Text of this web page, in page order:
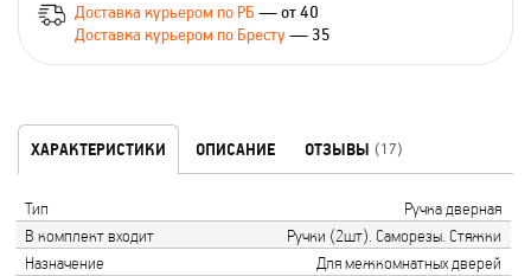
Доставка курьером по РБ — от 40
Доставка курьером по Бресту— 35
ХАРАКТЕРИСТИКИ ОПИСАНИЕ ОТЗЫВЫ (17)
Тип
Ручка дверная
В комплект входит
Ручки (2шт). Саморезы. Стяжки
Назначение
Для межкомнатных дверей